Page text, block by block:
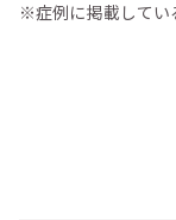
※症例に掲載してい